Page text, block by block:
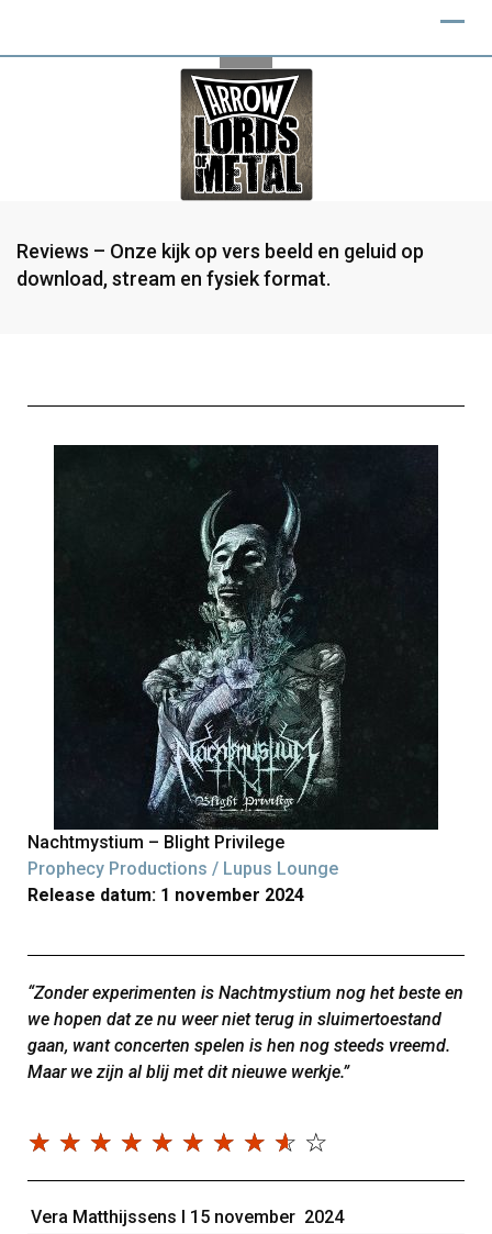
Reviews – Onze kijk op vers beeld en geluid op
download, stream en fysiek format.
Nachtmystium – Blight Privilege
Prophecy Productions / Lupus Lounge
Release datum: 1 november 2024
“Zonder experimenten is Nachtmystium nog het beste en
we hopen dat ze nu weer niet terug in sluimertoestand
gaan, want concerten spelen is hen nog steeds vreemd.
Maar we zijn al blij met dit nieuwe werkje.”
☆ ☆ ☆ ☆ ☆ ☆ ☆ ☆ ☆ ☆
Vera Matthijssens Ι 15 november 2024